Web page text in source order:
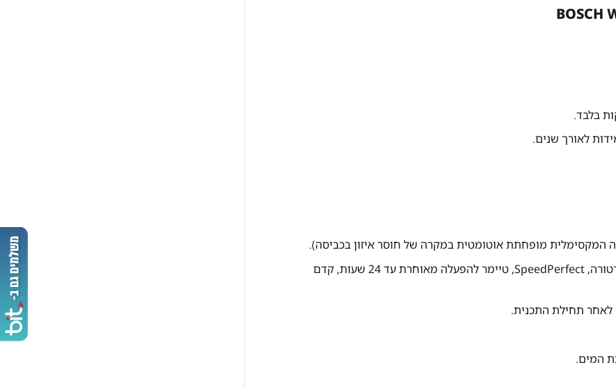
לחצני TouchControl: בורר מהירות סחיטה, בורר טמפרטורה, SpeedPerfect, טיימר להפעלה מאוחרת עד 24 שעות, קדם